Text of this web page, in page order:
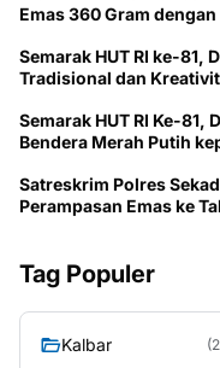
Emas 360 Gram dengan
Semarak HUT RI ke-81,
Tradisional dan
Semarak HUT RI Ke-81,
Bendera Merah Putih
Satreskrim Polres
Perampasan Emas ke
Tag Populer
Kalbar